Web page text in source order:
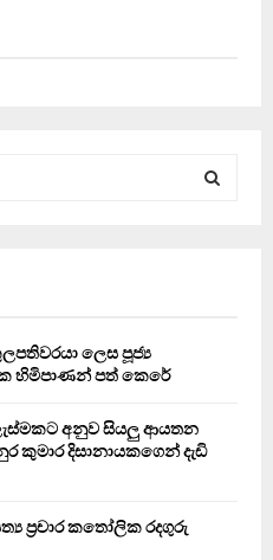
H
ලෙස පූජ්‍ය
හිමිපාණන් පත් කෙරේ
අනුව සියලු ආයතන
කුමාර දිසානායකගෙන් දැඩි
ප්‍රචාර කතෝලික රදගුරු